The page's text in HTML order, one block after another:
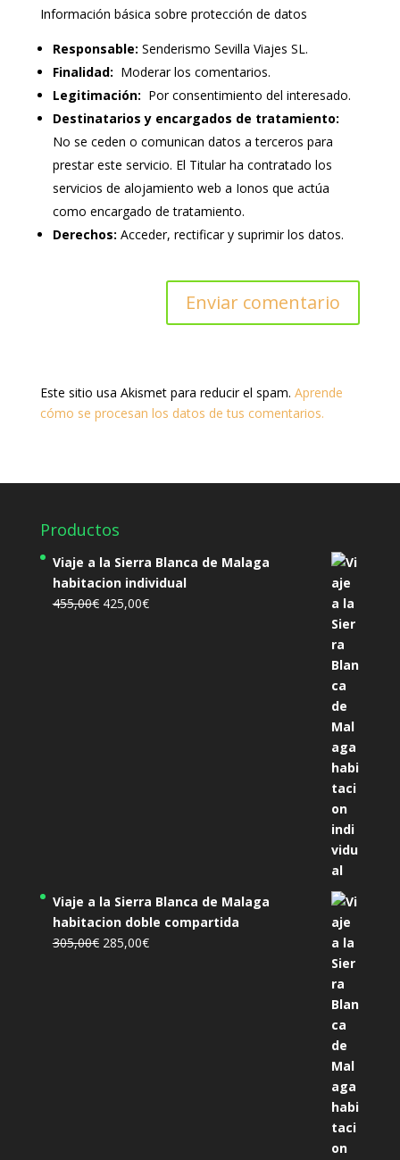
Información básica sobre protección de datos
Responsable: Senderismo Sevilla Viajes SL.
Finalidad: Moderar los comentarios.
Legitimación: Por consentimiento del interesado.
Destinatarios y encargados de tratamiento:
No se ceden o comunican datos a terceros para
prestar este servicio. El Titular ha contratado los
servicios de alojamiento web a Ionos que actúa
como encargado de tratamiento.
Derechos: Acceder, rectificar y suprimir los datos.
Este sitio usa Akismet para reducir el spam. Aprende
cómo se procesan los datos de tus comentarios.
Productos
Viaje a la Sierra Blanca de Malaga
habitacion individual
455,00€ El
425,00€El
Viaje a la Sierra Blanca de Malaga
habitacion doble compartida
305,00€ El
285,00€El